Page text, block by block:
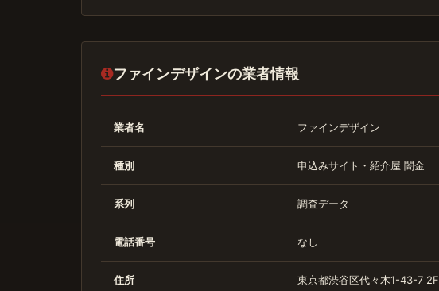
ファインデザインの業者情報
業者名 ファインデザイン
種別 申込みサイト・紹介屋 闇金
系列 調査データ
電話番号 なし
住所 東京都渋谷区代々木1-43-7 2F